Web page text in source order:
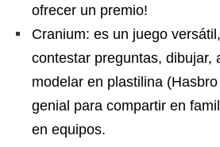
ofrecer un premio!
Cranium: es un juego
contestar preguntas, dibujar,
modelar en plastilina
genial para compartir en
en equipos.